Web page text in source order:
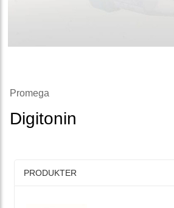
Promega
Digitonin
PRODUKTER